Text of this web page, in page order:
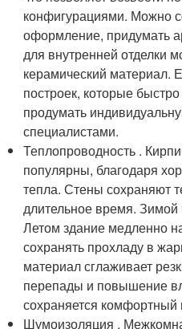
конфигурациями. Можно
оформление, придумать
для внутренней отделки
керамический материал.
построек, которые
продумать
специалистами.
Теплопроводность .
популярны, благодаря
тепла. Стены сохраняют
длительное время.
Летом здание медленно
сохранять прохладу в
материал сглаживает
перепады и повышение
сохраняется комфортный
Шумоизоляция .